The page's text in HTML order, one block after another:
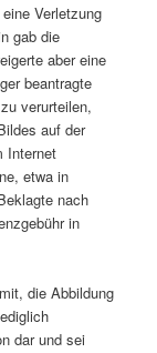
Verletzung
gab die
aber eine
beantragte
verurteilen,
auf der
Internet
etwa in
nach
in
die Abbildung
dar und sei